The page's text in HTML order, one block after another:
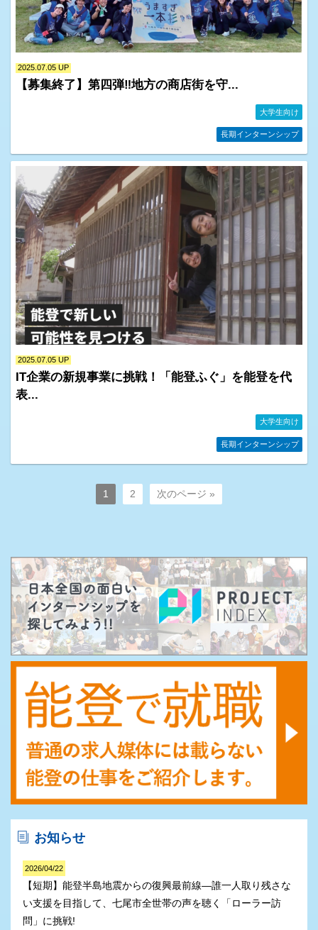
2025.07.05 UP
【募集終了】第四弾‼地方の商店街を守...
大学生向け
長期インターンシップ
2025.07.05 UP
IT企業の新規事業に挑戦！「能登ふぐ」を能登を代
表...
大学生向け
長期インターンシップ
1 2 次のページ »
お知らせ
2026/04/22
【短期】能登半島地震からの復興最前線―誰一人取り残さな
い支援を目指して、七尾市全世帯の声を聴く「ローラー訪
問」に挑戦!